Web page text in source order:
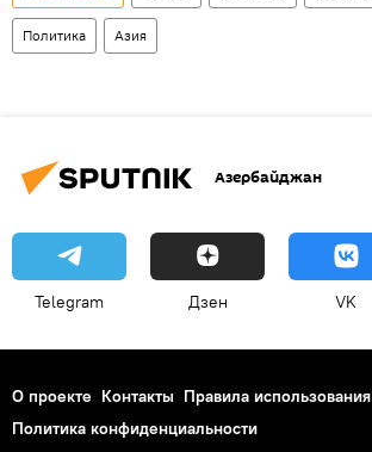
Политика Азия
Азербайджан
Telegram Дзен VK
О проекте Контакты Правила использования
Политика конфиденциальности